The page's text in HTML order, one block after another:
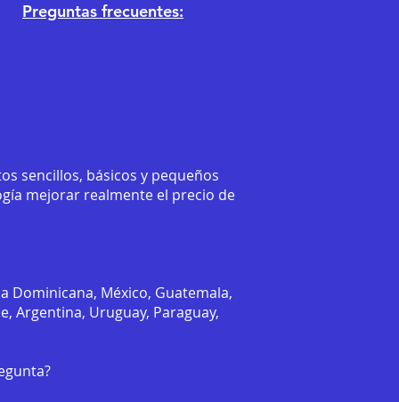
Preguntas frecuentes:
sencillos, básicos y pequeños
mejorar realmente el precio de
Dominicana, México, Guatemala,
Argentina, Uruguay, Paraguay,